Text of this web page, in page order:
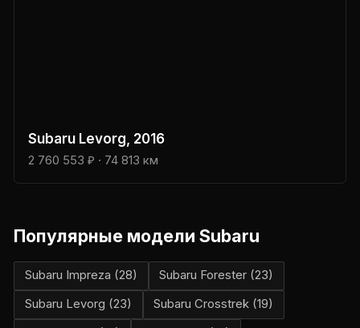
Subaru Levorg , 2016
2 760 553 ₽ · 74 813 км
Популярные модели Subaru
Subaru Impreza (28) Subaru Forester (23)
Subaru Levorg (23) Subaru Crosstrek (19)